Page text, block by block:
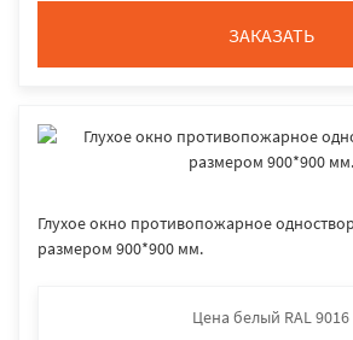
ЗАКАЗАТЬ
Глухое окно противопожарное
размером 900*900 мм.
Цена белый RAL 9016